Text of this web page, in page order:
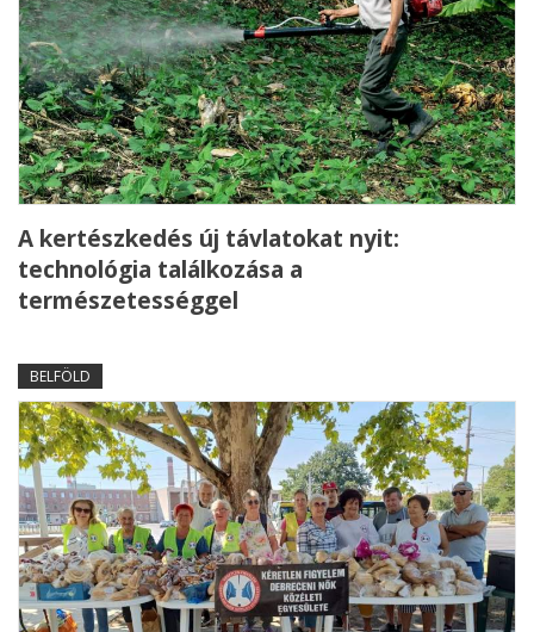
A kertészkedés új távlatokat nyit:
technológia találkozása a
természetességgel
BELFÖLD